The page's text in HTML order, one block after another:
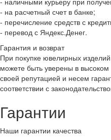
- на расчетный счет в банке;
- перечисление средств с
- перевод с Яндекс.Денег.
Гарантия и возврат
При покупке ювелирных
можете быть уверены в
своей репутацией и несем
соответствии с
Гарантии
Наши гарантии качества